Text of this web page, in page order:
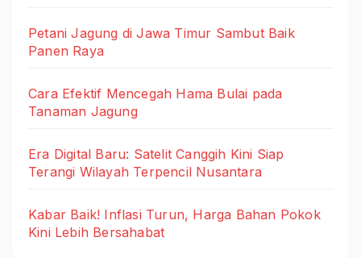
Petani Jagung di Jawa Timur Sambut Baik
Panen Raya
Cara Efektif Mencegah Hama Bulai pada
Tanaman Jagung
Era Digital Baru: Satelit Canggih Kini Siap
Terangi Wilayah Terpencil Nusantara
Kabar Baik! Inflasi Turun, Harga Bahan Pokok
Kini Lebih Bersahabat